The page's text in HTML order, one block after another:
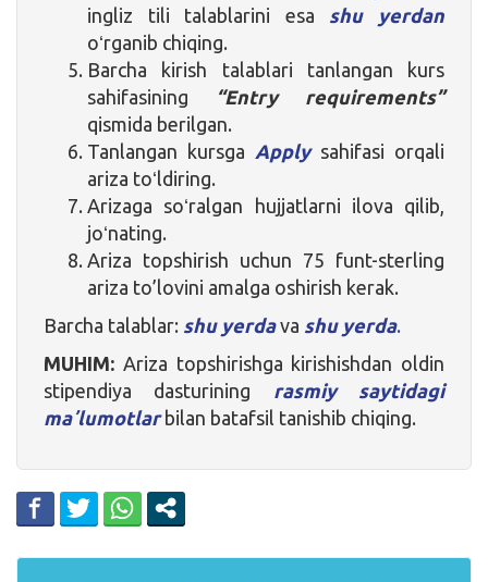
ingliz tili talablarini esa shu yerdan
oʻrganib chiqing.
Barcha kirish talablari tanlangan kurs
sahifasining
“Entry requirements”
qismida berilgan.
Tanlangan kursga Applysahifasi orqali
ariza toʻldiring.
Arizaga soʻralgan hujjatlarni ilova qilib,
joʻnating.
Ariza topshirish uchun 75 funt-sterling
ariza to’lovini amalga oshirish kerak.
Barcha talablar: shu yerdava shu yerda.
MUHIM: Ariza topshirishga kirishishdan oldin
stipendiya dasturining
rasmiy saytidagi
maʼlumotlar bilan batafsil tanishib chiqing.